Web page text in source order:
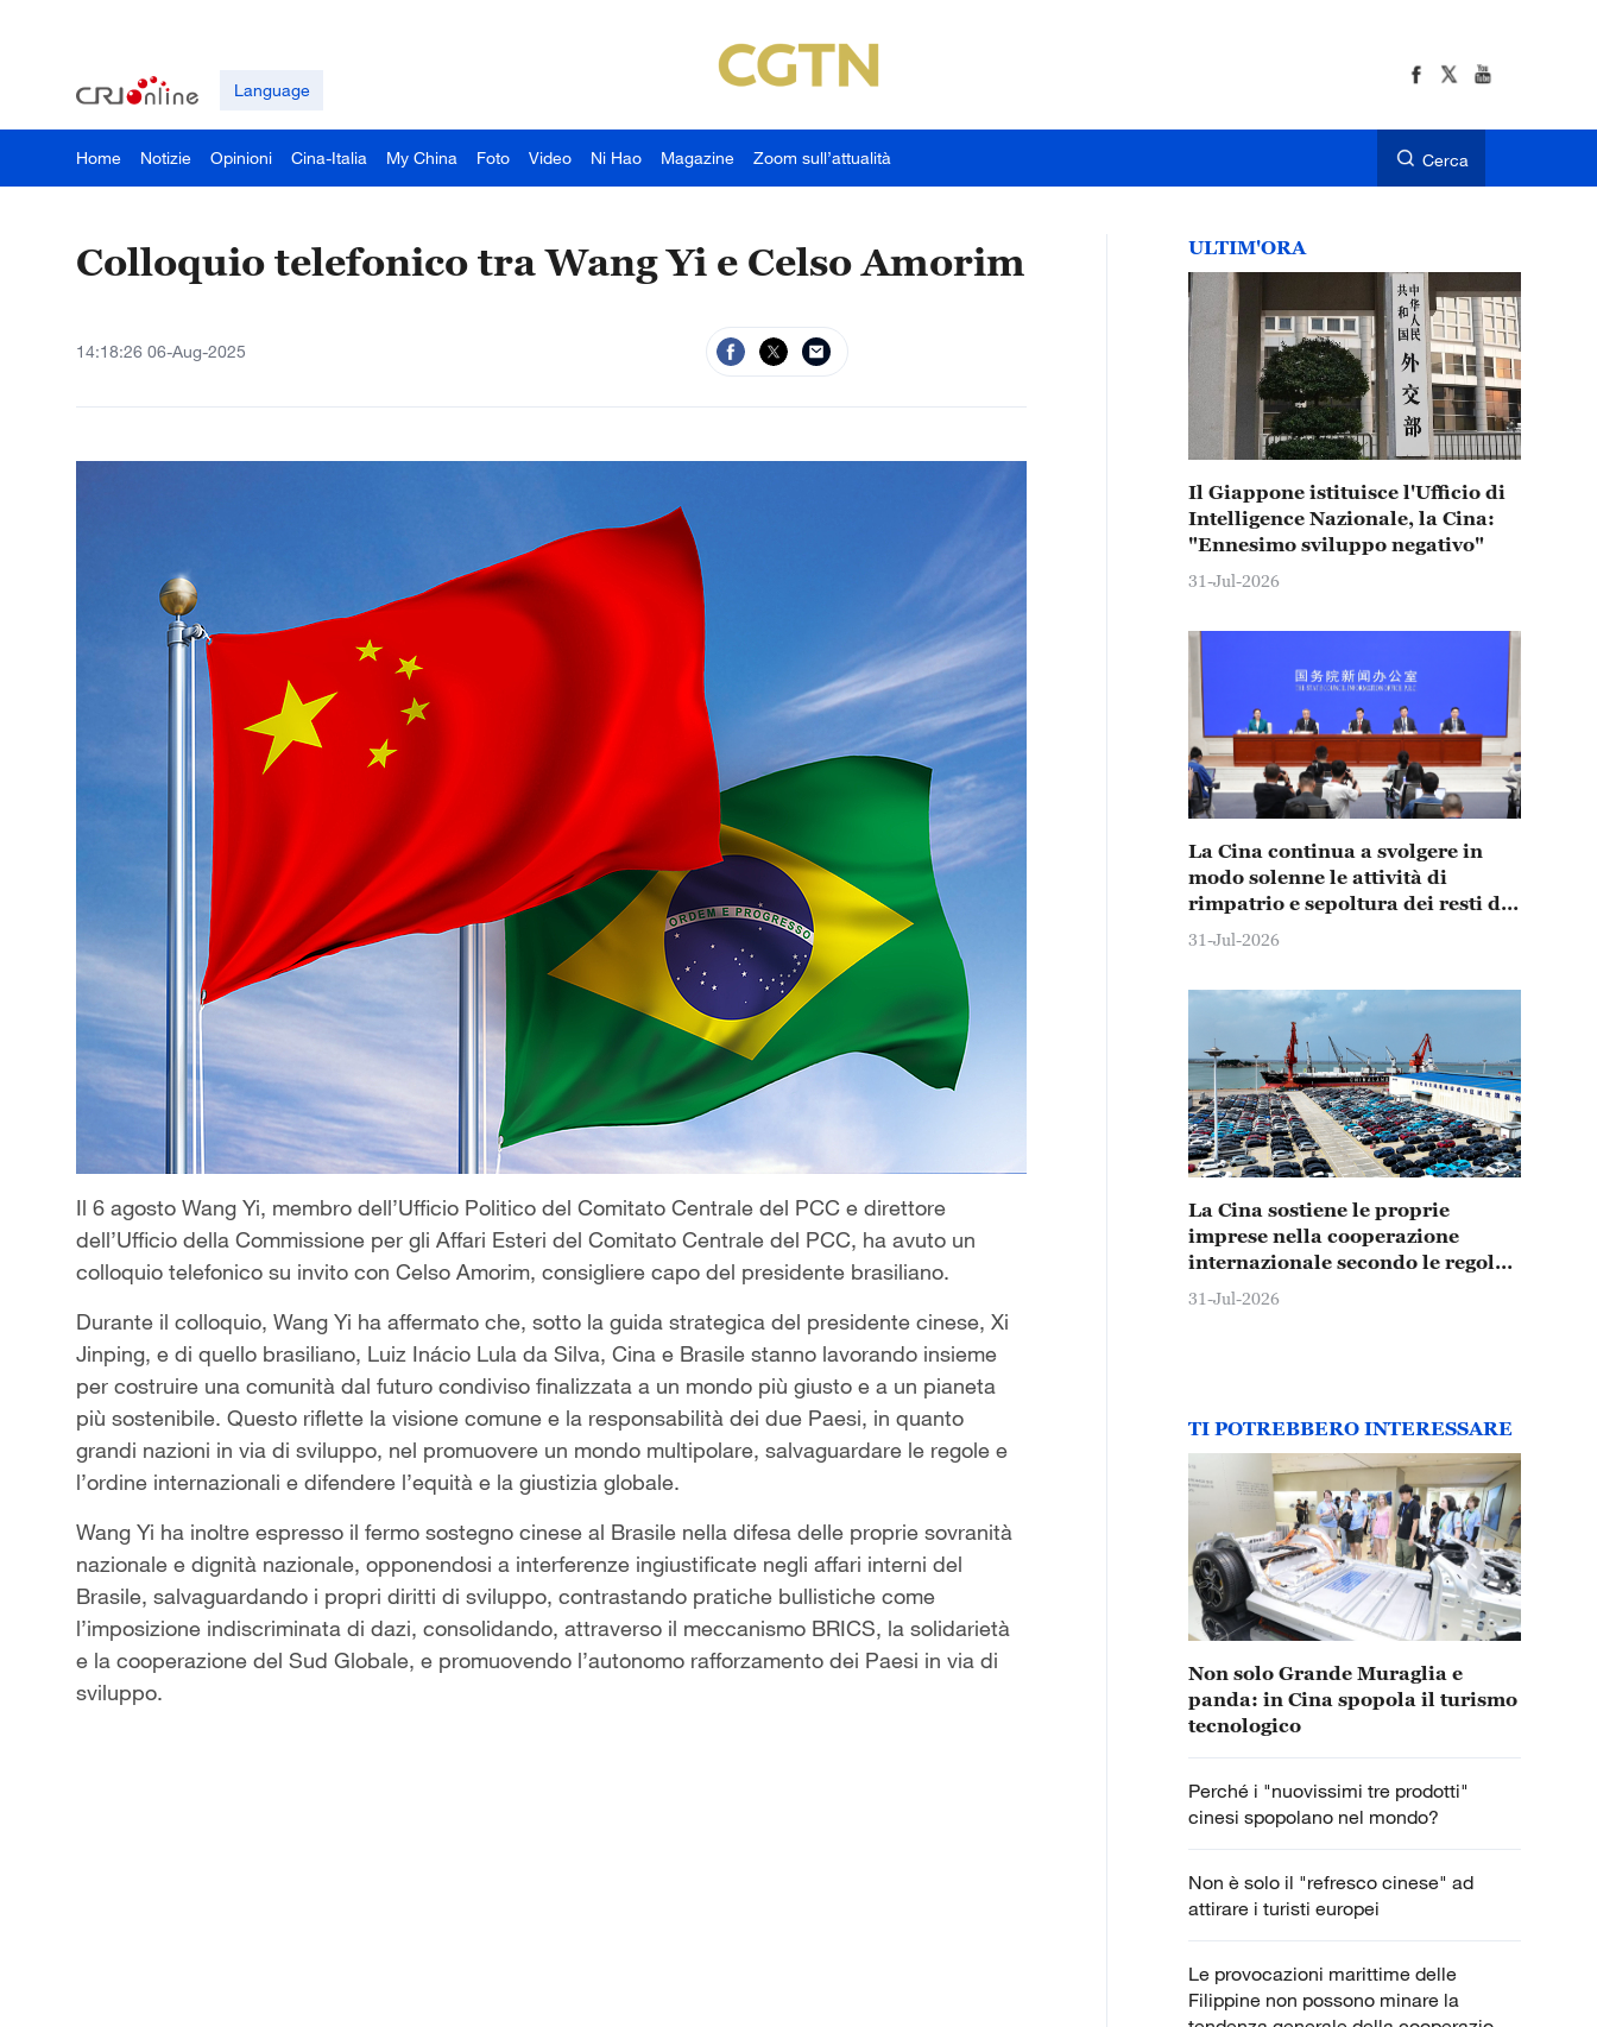
Language
Home Notizie Opinioni Cina-Italia My China Foto Video Ni Hao Magazine Zoom sull’attualità Cerca
Colloquio telefonico tra Wang Yi e Celso Amorim
14:18:26 06-Aug-2025
Il 6 agosto Wang Yi, membro dell’Ufficio Politico del Comitato Centrale del PCC e direttore
dell’Ufficio della Commissione per gli Affari Esteri del Comitato Centrale del PCC, ha avuto un
colloquio telefonico su invito con Celso Amorim, consigliere capo del presidente brasiliano.
Durante il colloquio, Wang Yi ha affermato che, sotto la guida strategica del presidente cinese, Xi
Jinping, e di quello brasiliano, Luiz Inácio Lula da Silva, Cina e Brasile stanno lavorando insieme
per costruire una comunità dal futuro condiviso finalizzata a un mondo più giusto e a un pianeta
più sostenibile. Questo riflette la visione comune e la responsabilità dei due Paesi, in quanto
grandi nazioni in via di sviluppo, nel promuovere un mondo multipolare, salvaguardare le regole e
l’ordine internazionali e difendere l’equità e la giustizia globale.
Wang Yi ha inoltre espresso il fermo sostegno cinese al Brasile nella difesa delle proprie sovranità
nazionale e dignità nazionale, opponendosi a interferenze ingiustificate negli affari interni del
Brasile, salvaguardando i propri diritti di sviluppo, contrastando pratiche bullistiche come
l’imposizione indiscriminata di dazi, consolidando, attraverso il meccanismo BRICS, la solidarietà
e la cooperazione del Sud Globale, e promuovendo l’autonomo rafforzamento dei Paesi in via di
sviluppo.
ULTIM'ORA
Il Giappone istituisce l'Ufficio di
Intelligence Nazionale, la Cina:
"Ennesimo sviluppo negativo"
31-Jul-2026
La Cina continua a svolgere in
modo solenne le attività di
rimpatrio e sepoltura dei resti dei
martiri dei Volontari del Popolo
31-Jul-2026
La Cina sostiene le proprie
imprese nella cooperazione
internazionale secondo le regole
di mercato
31-Jul-2026
TI POTREBBERO INTERESSARE
Non solo Grande Muraglia e
panda: in Cina spopola il turismo
tecnologico
Perché i "nuovissimi tre prodotti"
cinesi spopolano nel mondo?
Non è solo il "refresco cinese" ad
attirare i turisti europei
Le provocazioni marittime delle
Filippine non possono minare la